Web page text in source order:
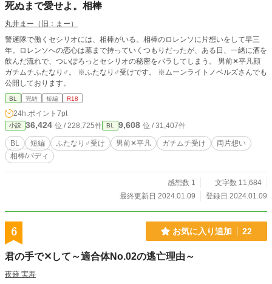
死ぬまで愛せよ。相棒
丸井まー（旧：まー）
警邏隊で働くセシリオには、相棒がいる。相棒のロレンソに片想いをして早三
年。ロレンソへの恋心は墓まで持っていくつもりだったが、ある日、一緒に酒を
飲んだ流れで、ついぽろっとセシリオの秘密をバラしてしまう。 男前✕平凡顔
ガチムチふたなり♂。 ※ふたなり♂受けです。 ※ムーンライトノベルズさんでも
公開しております。
BL 完結 短編 R18
24h.ポイント 7pt
小説 36,424 位 / 228,725件 BL 9,608 位 / 31,407件
BL 短編 ふたなり♂受け 男前✕平凡 ガチムチ受け
両片想い
相棒/バディ
感想数 1
文字数 11,684
最終更新日 2024.01.09
登録日 2024.01.09
6 お気に入り追加 22
君の手で‪‪✕‬して～適合体No.02の逃亡理由～
夜薙 実寿